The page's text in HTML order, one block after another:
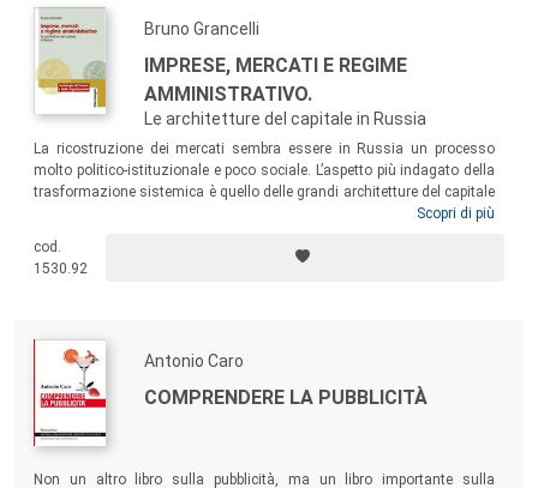
Bruno Grancelli
IMPRESE, MERCATI E REGIME
AMMINISTRATIVO.
Le architetture del capitale in Russia
La ricostruzione dei mercati sembra essere in Russia un processo
molto politico-istituzionale e poco sociale. L’aspetto più indagato della
trasformazione sistemica è quello delle grandi architetture del capitale
prodotte dall’intreccio di relazioni fra élite politiche ed economiche. Tali
le implicazioni, ancora poco esplorate, per la formazione di
imprenditorialità, la diffusione della piccola impresa e lo sviluppo
Scopri di più
cod.
1530.92
Antonio Caro
COMPRENDERE LA PUBBLICITÀ
Non un altro libro sulla pubblicità, ma un libro importante sulla